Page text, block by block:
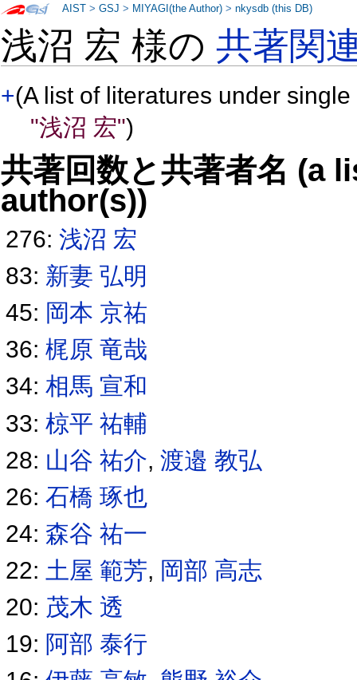
浅沼 宏 様の共著関
+(A list of literatures under
"浅沼 宏")
共著回数と共著者名 (a
author(s))
276:浅沼 宏
83: 新妻 弘明
45: 岡本 京祐
36:梶原 竜哉
34:相馬 宣和
33:椋平 祐輔
28: 山谷 祐介,渡邉 教弘
26:石橋 琢也
24:森谷 祐一
22: 土屋 範芳, 岡部 高志
20: 茂木 透
19: 阿部 泰行
AIST >GSJ > MIYAGI(the Author) >nkysdb (this DB)